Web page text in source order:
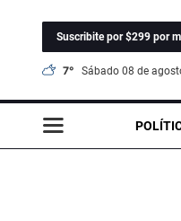
Suscribite por $299 por
7° sábado 08 de